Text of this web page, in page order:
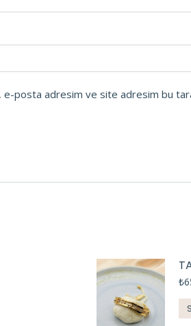
e-posta adresim ve site adresim bu
₺